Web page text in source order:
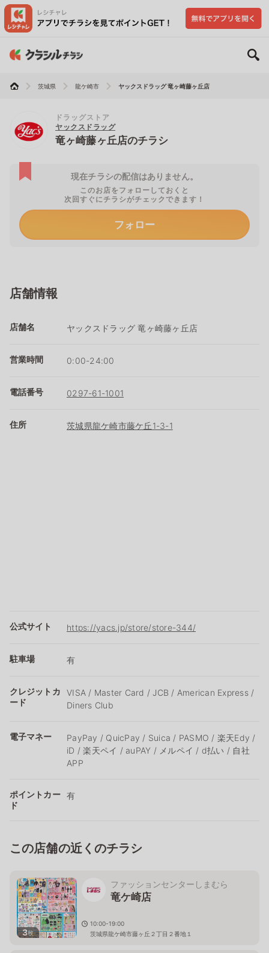
茨城県 龍ケ崎市 ヤックスドラッグ 竜ヶ崎藤ヶ丘店
ドラッグストア
ヤックスドラッグ
竜ヶ崎藤ヶ丘店のチラシ
現在チラシの配信はありません。
このお店をフォローしておくと
次回すぐにチラシがチェックできます！
フォロー
店舗情報
店舗名 ヤックスドラッグ 竜ヶ崎藤ヶ丘店
営業時間 0:00-24:00
電話番号 0297-61-1001
住所 茨城県龍ケ崎市藤ケ丘1-3-1
公式サイト https://yacs.jp/store/store-344/
駐車場 有
クレジットカ
ード
VISA / Master Card / JCB / American Express /
Diners Club
電子マネー
PayPay / QuicPay / Suica / PASMO / 楽天Edy /
iD / 楽天ペイ / auPAY / メルペイ / d払い / 自社
APP
ポイントカー
ド
有
この店舗の近くのチラシ
3枚
ファッションセンターしまむら
竜ケ崎店
10:00-19:00
茨城県龍ケ崎市藤ヶ丘２丁目２番地１